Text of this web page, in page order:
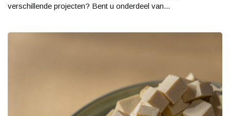
verschillende projecten? Bent u onderdeel van...